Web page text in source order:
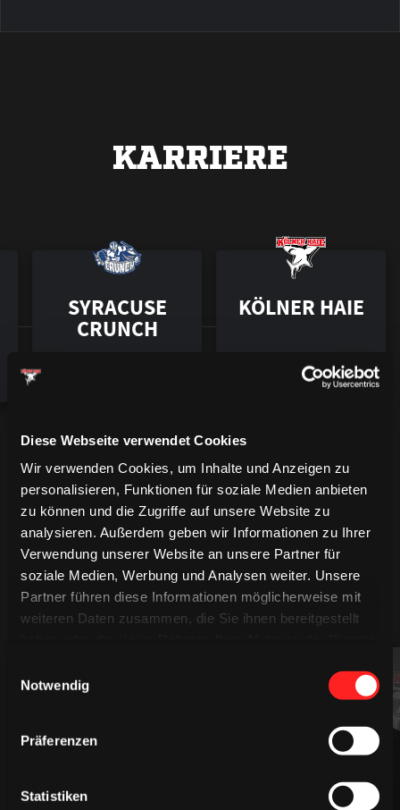
Diese Webseite verwendet Cookies
Wir verwenden Cookies, um Inhalte und Anzeigen zu
personalisieren, Funktionen für soziale Medien anbieten
zu können und die Zugriffe auf unsere Website zu
analysieren. Außerdem geben wir Informationen zu Ihrer
Verwendung unserer Website an unsere Partner für
soziale Medien, Werbung und Analysen weiter. Unsere
Partner führen diese Informationen möglicherweise mit
weiteren Daten zusammen, die Sie ihnen bereitgestellt
Notwendig
Präferenzen
Statistiken
KARRIERE
KÖLNER HAIE
2014 – 2015
SYRACUSE
CRUNCH
MEHR SPIELER
94